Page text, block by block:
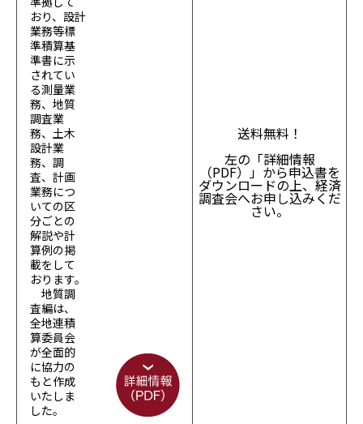
おり、設計
業務等標
準積算基
準書に示
されてい
る測量業
務、地質
調査業
務、土木
設計業
務、調
査、計画
業務につ
いての区
分ごとの
解説や計
算例の掲
載をして
おります。
地質調
査編は、
全地連積
算委員会
が全面的
に協力の
もと作成
いたしま
した。
送料無料！
左の「詳細情報
（PDF）」から申込書を
ダウンロードの上、経済
調査会へお申し込みくだ
さい。